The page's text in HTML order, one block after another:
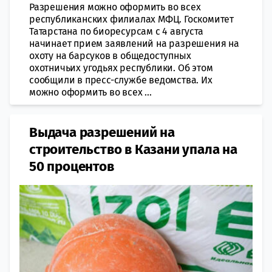
Разрешения можно оформить во всех
республиканских филиалах МФЦ. Госкомитет
Татарстана по биоресурсам с 4 августа
начинает прием заявлений на разрешения на
охоту на барсуков в общедоступных
охотничьих угодьях республики. Об этом
сообщили в пресс-службе ведомства. Их
можно оформить во всех ...
Выдача разрешений на
строительство в Казани упала на
50 процентов